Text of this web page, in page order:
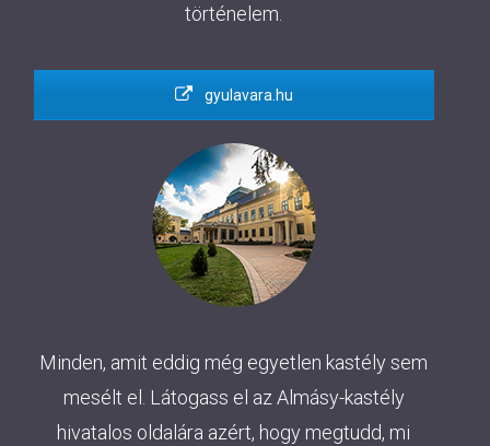
történelem.
gyulavara.hu
Minden, amit eddig még egyetlen kastély sem
mesélt el. Látogass el az Almásy-kastély
hivatalos oldalára azért, hogy megtudd, mi